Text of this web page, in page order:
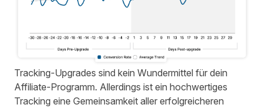
Tracking-Upgrades sind kein Wundermittel für dein
Affiliate-Programm. Allerdings ist ein hochwertiges
Tracking eine Gemeinsamkeit aller erfolgreicheren